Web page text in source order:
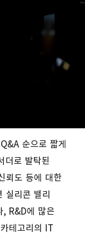
순으로 짧게
더로 발탁된
뢰도 등에 대한
실리콘 밸리
, R&D에 많은
테고리의 IT